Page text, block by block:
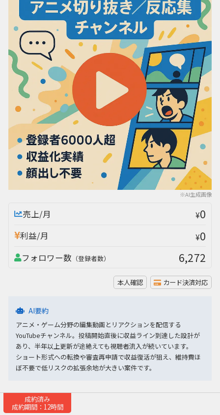
※AI生成画像
売上/月 ¥0
利益/月 ¥0
フォロワー数 （登録者数） 6,272
本人確認 カード決済対応
AI要約
アニメ・ゲーム分野の編集動画とリアクションを配信する
YouTubeチャンネル。投稿開始直後に収益ライン到達した設計が
あり、半年以上更新が途絶えても視聴者流入が続いています。
ショート形式への転換や審査再申請で収益復活が狙え、維持費ほ
ぼ不要で低リスクの拡張余地が大きい案件です。
成約済み
成約期間：12時間